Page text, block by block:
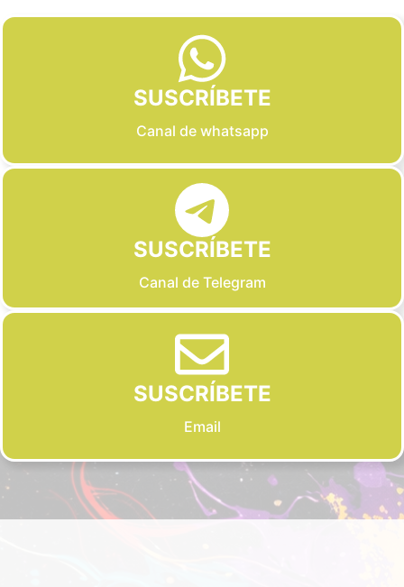
SUSCRÍBETE
Canal de whatsapp
SUSCRÍBETE
Canal de Telegram
SUSCRÍBETE
Email